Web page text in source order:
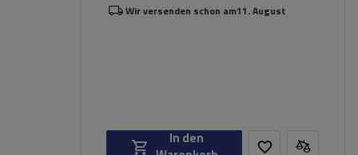
Wir versenden schon am11. August
In den